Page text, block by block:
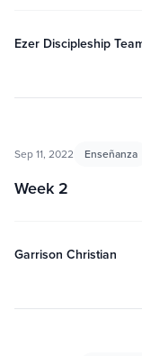
Ezer Discipleship
Sep 11, 2022 Enseñanza
Week 2
Garrison Christian